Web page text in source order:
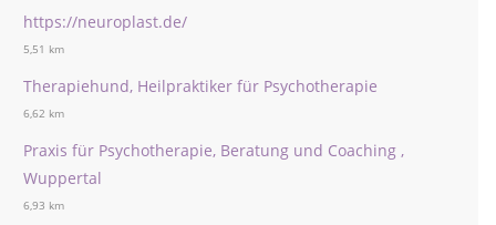
https://neuroplast.de/
5,51 km
Therapiehund, Heilpraktiker für Psychotherapie
6,62 km
Praxis für Psychotherapie, Beratung und Coaching ,
Wuppertal
6,93 km